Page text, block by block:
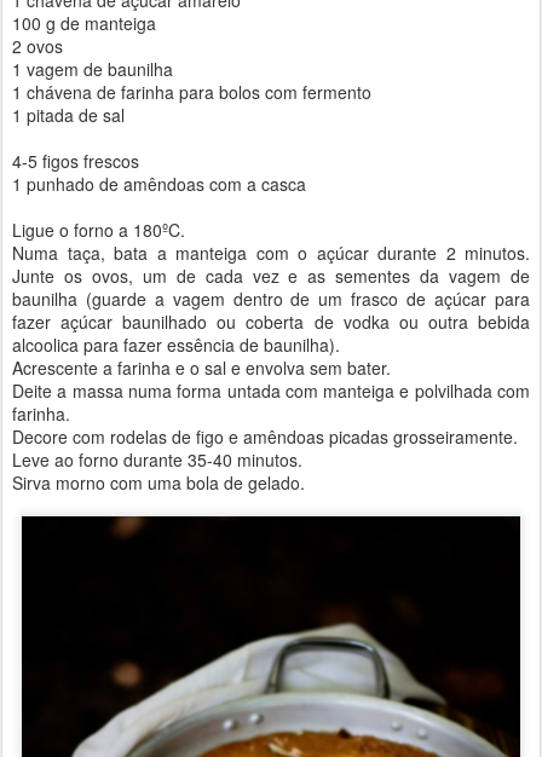
100 g de manteiga
2 ovos
1 vagem de baunilha
1 chávena de farinha para bolos com fermento
1 pitada de sal
4-5 figos frescos
1 punhado de amêndoas com a casca
Ligue o forno a 180ºC.
Numa taça, bata a manteiga com o açúcar durante 2 minutos.
Junte os ovos, um de cada vez e as sementes da vagem de
baunilha (guarde a vagem dentro de um frasco de açúcar para
fazer açúcar baunilhado ou coberta de vodka ou outra bebida
alcoolica para fazer essência de baunilha).
Acrescente a farinha e o sal e envolva sem bater.
Deite a massa numa forma untada com manteiga e polvilhada com
farinha.
Decore com rodelas de figo e amêndoas picadas grosseiramente.
Leve ao forno durante 35-40 minutos.
Sirva morno com uma bola de gelado.